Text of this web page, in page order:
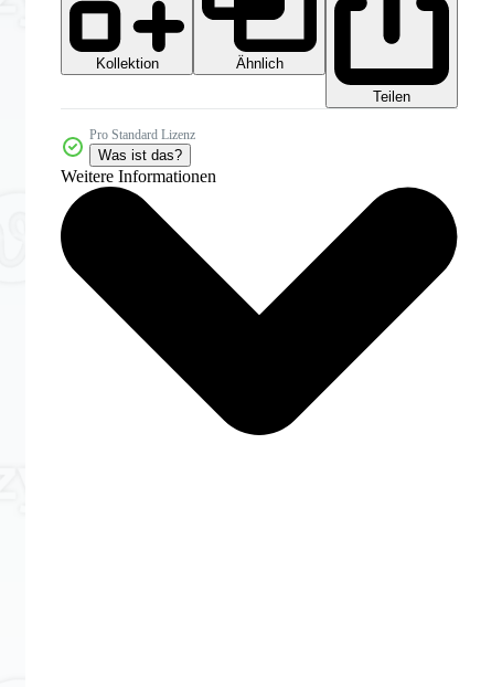
Kollektion
Ähnlich
Teilen
Pro Standard Lizenz
Was ist das?
Weitere Informationen